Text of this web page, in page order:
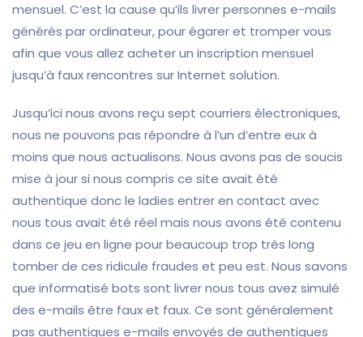
mensuel. C’est la cause qu’ils livrer personnes e-mails
générés par ordinateur, pour égarer et tromper vous
afin que vous allez acheter un inscription mensuel
jusqu’à faux rencontres sur Internet solution.
Jusqu’ici nous avons reçu sept courriers électroniques,
nous ne pouvons pas répondre à l’un d’entre eux à
moins que nous actualisons. Nous avons pas de soucis
mise à jour si nous compris ce site avait été
authentique donc le ladies entrer en contact avec
nous tous avait été réel mais nous avons été contenu
dans ce jeu en ligne pour beaucoup trop très long
tomber de ces ridicule fraudes et peu est. Nous savons
que informatisé bots sont livrer nous tous avez simulé
des e-mails être faux et faux. Ce sont généralement
pas authentiques e-mails envoyés de authentiques